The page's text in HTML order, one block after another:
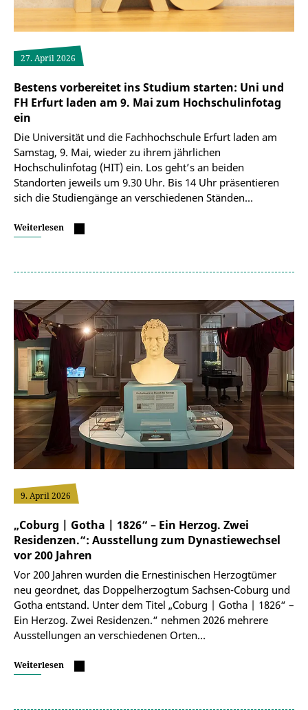
27. April 2026
Bestens vorbereitet ins Studium starten: Uni und
FH Erfurt laden am 9. Mai zum Hochschulinfotag
ein
Die Universität und die Fachhochschule Erfurt laden am
Samstag, 9. Mai, wieder zu ihrem jährlichen
Hochschulinfotag (HIT) ein. Los geht’s an beiden
Standorten jeweils um 9.30 Uhr. Bis 14 Uhr präsentieren
sich die Studiengänge an verschiedenen Ständen…
Weiterlesen
9. April 2026
„Coburg | Gotha | 1826“ – Ein Herzog. Zwei
Residenzen.“: Ausstellung zum Dynastiewechsel
vor 200 Jahren
Vor 200 Jahren wurden die Ernestinischen Herzogtümer
neu geordnet, das Doppelherzogtum Sachsen-Coburg und
Gotha entstand. Unter dem Titel „Coburg | Gotha | 1826“ –
Ein Herzog. Zwei Residenzen.“ nehmen 2026 mehrere
Ausstellungen an verschiedenen Orten…
Weiterlesen